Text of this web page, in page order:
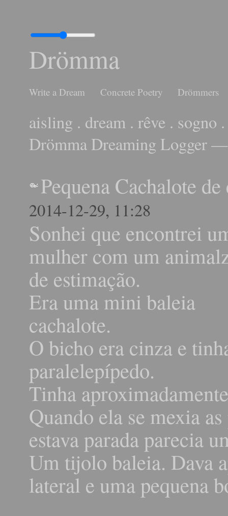
Drömma
Write a Dream Concrete Poetry Drömmers
aisling . dream . rêve . sogno
Drömma Dreaming Logger
Pequena Cachalote
2014-12-29, 11:28
Sonhei que encontrei
mulher com um
de estimação.
Era uma mini baleia
cachalote.
O bicho era cinza e
paralelepípedo.
Tinha
Quando ela se mexia
estava parada parecia
Um tijolo baleia. Dava
lateral e uma pequena